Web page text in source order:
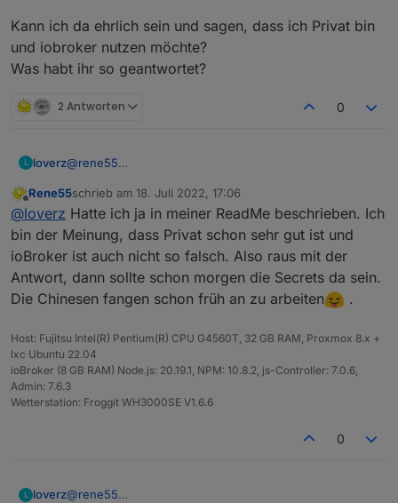
Kann ich da ehrlich sein und sagen, dass ich Privat bin
und iobroker nutzen möchte?
Was habt ihr so geantwortet?
2 Antworten 0
L loverz@rene55
*Hi,
I need to ask which platform are you using?
What role are you? Are you an individual, O&M provider,
manufacturer or distributor?
Can you tell me your E-mail address for api?
Why do you apply for api?*
Kann ich da ehrlich sein und sagen, dass ich Privat bin
und iobroker nutzen möchte?
Was habt ihr so geantwortet?
Offline
Rene55schrieb am 18. Juli 2022, 17:06
zuletzt editiert von
@loverz Hatte ich ja in meiner ReadMe beschrieben. Ich
bin der Meinung, dass Privat schon sehr gut ist und
ioBroker ist auch nicht so falsch. Also raus mit der
Antwort, dann sollte schon morgen die Secrets da sein.
Die Chinesen fangen schon früh an zu arbeiten
.
Host: Fujitsu Intel(R) Pentium(R) CPU G4560T, 32 GB RAM, Proxmox 8.x +
lxc Ubuntu 22.04
ioBroker (8 GB RAM) Node.js: 20.19.1, NPM: 10.8.2, js-Controller: 7.0.6,
Admin: 7.6.3
Wetterstation: Froggit WH3000SE V1.6.6
0
L loverz@rene55